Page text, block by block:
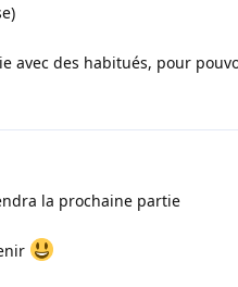
des habitués, pour
la prochaine partie